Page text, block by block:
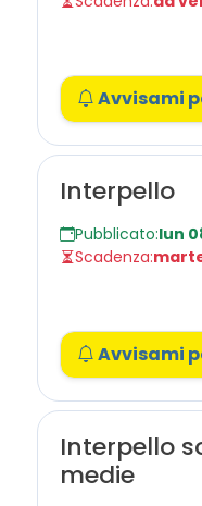
Avvisami
Interpello
Pubblicato:lun
Scadenza:
Avvisami
Interpello
medie